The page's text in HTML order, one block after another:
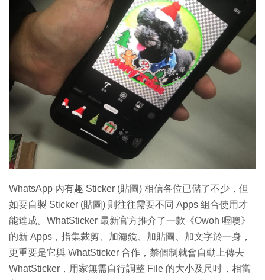
IT Times
生成式AI與雲端應用
Enterprise Digital Transformation
WhatsApp 內有趣 Sticker (貼圖) 相信各位已儲了不少，但
如要自製 Sticker (貼圖) 則往往需要不同 Apps 組合使用才
能達成。WhatSticker 最新官方推介了一款《Owoh 喔噢》
的新 Apps，指集裁剪、加濾鏡、加貼圖、加文字於一身，
更重要是它與 WhatSticker 合作，禁個制就會自動上傳去
WhatSticker，用家無需自行調整 File 的大小及尺吋，相當